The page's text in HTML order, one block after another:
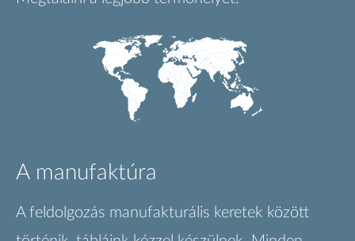
A manufaktúra
A feldolgozás manufakturális keretek között